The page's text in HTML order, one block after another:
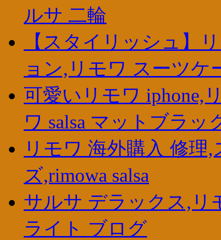
ルサ 二輪
【スタイリッシュ】
ョン,リモワ スーツ
可愛いリモワ iphone,
ワ salsa マットブラッ
リモワ 海外購入 修理
ズ,rimowa salsa
サルサ デラックス,リ
ライト ブログ